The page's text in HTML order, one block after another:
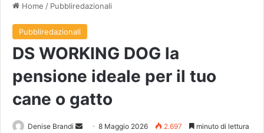
Home / Pubbliredazionali
Pubbliredazionali
DS WORKING DOG la
pensione ideale per il tuo
cane o gatto
Denise Brandi 8 Maggio 2026 2.697 minuto di lettura